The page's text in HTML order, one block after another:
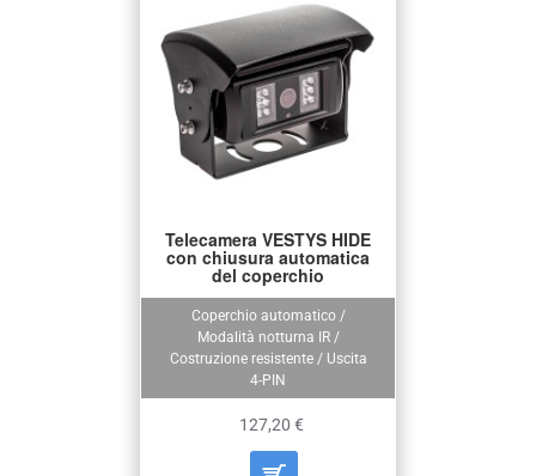
Coperchio automatico /
Modalità notturna IR /
Costruzione resistente / Uscita
4-PIN
Telecamera VESTYS HIDE
con chiusura automatica
del coperchio
127,20 €